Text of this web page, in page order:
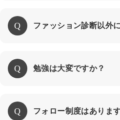
ファッション診断以外
勉強は大変ですか？
フォロー制度はありま